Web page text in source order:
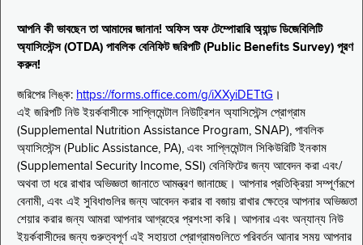
আপনি কী ভাবছেন তা আমাদের জানান! অফিস অফ টেম্পোরারি অ্যান্ড ডিজেবিলিটি
অ্যাসিস্টেন্স (OTDA) পাবলিক বেনিফিট জরিপটি (Public Benefits Survey) পূরণ
করুন!
জরিপের লিঙ্ক: https://forms.office.com/g/iXXyiDETtG ।
এই জরিপটি নিউ ইয়র্কবাসীকে সাপ্লিমেন্টাল নিউট্রিশন অ্যাসিস্টেন্স প্রোগ্রাম
(Supplemental Nutrition Assistance Program, SNAP), পাবলিক
অ্যাসিস্টেন্স (Public Assistance, PA), এবং সাপ্লিমেন্টাল সিকিউরিটি ইনকাম
(Supplemental Security Income, SSI) বেনিফিটের জন্য আবেদন করা এবং/
অথবা তা ধরে রাখার অভিজ্ঞতা জানাতে আমন্ত্রণ জানাচ্ছে। আপনার প্রতিক্রিয়া সম্পূর্ণরূপে
বেনামী, এবং এই সুবিধাগুলির জন্য আবেদন করার বা বজায় রাখার ক্ষেত্রে আপনার অভিজ্ঞতা
শেয়ার করার জন্য আমরা আপনার আগ্রহের প্রশংসা করি। আপনার এবং অন্যান্য নিউ
ইয়র্কবাসীদের জন্য গুরুত্বপূর্ণ এই সহায়তা প্রোগ্রামগুলিতে পরিবর্তন আনার সময় আপনার